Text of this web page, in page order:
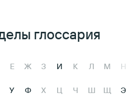
глоссария
Е Ж З И К Л М Н
У Ф Х Ц Ч Ш Щ Э